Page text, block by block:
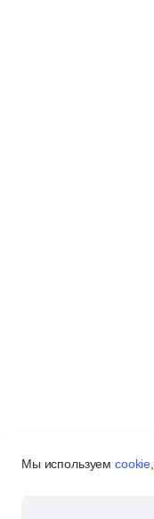
Мы используемcookie